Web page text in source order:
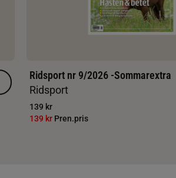
Ridsport nr 9/2026 -Sommarextra
Ridsport
139 kr
139 kr Pren.pris